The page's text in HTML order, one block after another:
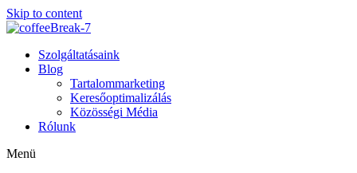
Skip to content
Szolgáltatásaink
Blog
Tartalommarketing
Keresőoptimalizálás
Közösségi Média
Rólunk
Menü